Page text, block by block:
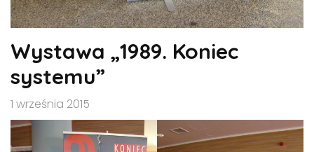
Wystawa „1989. Koniec
systemu”
1 września 2015